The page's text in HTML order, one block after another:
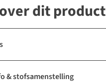
dit product
& stofsamenstelling